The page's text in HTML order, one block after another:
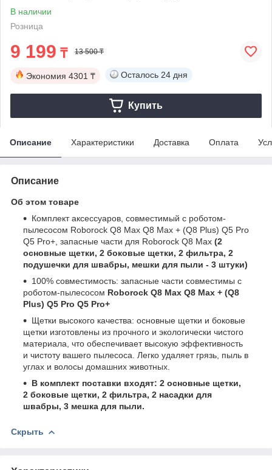
В наличии
Розница
9 199 ₸ 13 500 ₸
Экономия 4301 ₸ Осталось 24 дня
Купить
Описание Характеристики Доставка Оплата
Описание
Об этом товаре
Комплект аксессуаров, совместимый с роботом-
пылесосом Roborock Q8 Max Q8 Max + (Q8 Plus) Q5 Pro
Q5 Pro+, запасные части для Roborock Q8 Max (2
основные щетки, 2 боковые щетки, 2 фильтра, 2
подушечки для швабры, мешки для пыли - 3 штуки)
100% совместимость: запасные части совместимы с
роботом-пылесосом Roborock Q8 Max Q8 Max + (Q8
Plus) Q5 Pro Q5 Pro+
Щетки высокого качества: основные щетки и боковые
щетки изготовлены из прочного и экологически чистого
материала, что обеспечивает высокую эффективность
и чистоту вашего пылесоса. Легко удаляет грязь, пыль в
углах и волосы домашних животных.
В комплект поставки входят: 2 основные щетки,
2 боковые щетки, 2 фильтра, 2 насадки для
швабры, 3 мешка для пыли.
Скрыть